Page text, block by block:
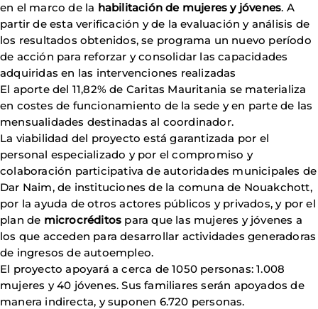
en el marco de la habilitación de mujeres y jóvenes. A
partir de esta verificación y de la evaluación y análisis de
los resultados obtenidos, se programa un nuevo período
de acción para reforzar y consolidar las capacidades
adquiridas en las intervenciones realizadas
El aporte del 11,82% de Caritas Mauritania se materializa
en costes de funcionamiento de la sede y en parte de las
mensualidades destinadas al coordinador.
La viabilidad del proyecto está garantizada por el
personal especializado y por el compromiso y
colaboración participativa de autoridades municipales de
Dar Naim, de instituciones de la comuna de Nouakchott,
por la ayuda de otros actores públicos y privados, y por el
plan de microcréditos para que las mujeres y jóvenes a
los que acceden para desarrollar actividades generadoras
de ingresos de autoempleo.
El proyecto apoyará a cerca de 1050 personas: 1.008
mujeres y 40 jóvenes. Sus familiares serán apoyados de
manera indirecta, y suponen 6.720 personas.